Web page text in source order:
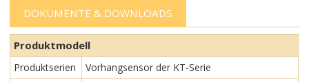
DOKUMENTE & DOWNLOADS
Produktmodell
Produktserien
Vorhangsensor der KT-Serie